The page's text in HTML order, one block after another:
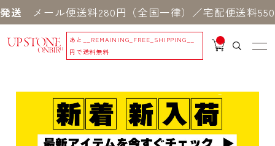
ル便送料280円（全国一律）／宅配便送料550円
あと
__REMAINING_FREE_SHIPPING__
円で送料無料
__
IT
_